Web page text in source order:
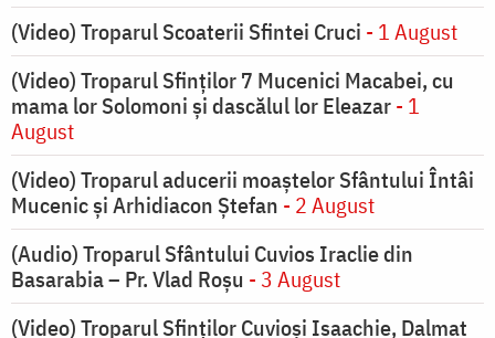
(Video) Troparul Scoaterii Sfintei Cruci - 1 August
(Video) Troparul Sfinților 7 Mucenici Macabei, cu
mama lor Solomoni și dascălul lor Eleazar- 1
August
(Video) Troparul aducerii moaștelor Sfântului Întâi
Mucenic și Arhidiacon Ștefan - 2 August
(Audio) Troparul Sfântului Cuvios Iraclie din
Basarabia – Pr. Vlad Roșu - 3 August
(Video) Troparul Sfinților Cuvioși Isaachie, Dalmat